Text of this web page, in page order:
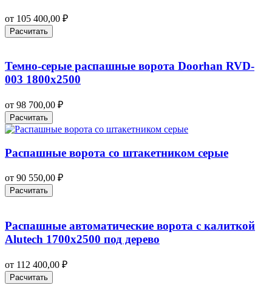
от 105 400,00 ₽
Расчитать
Темно-серые распашные ворота Doorhan RVD-
003 1800х2500
от 98 700,00 ₽
Расчитать
Распашные ворота со штакетником серые
от 90 550,00 ₽
Расчитать
Распашные автоматические ворота с калиткой
Alutech 1700х2500 под дерево
от 112 400,00 ₽
Расчитать